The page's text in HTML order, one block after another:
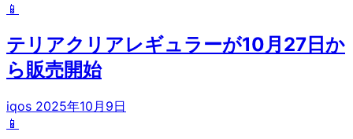
📱
テリアクリアレギュラーが10月27日か
ら販売開始
iqos 2025年10月9日
📱